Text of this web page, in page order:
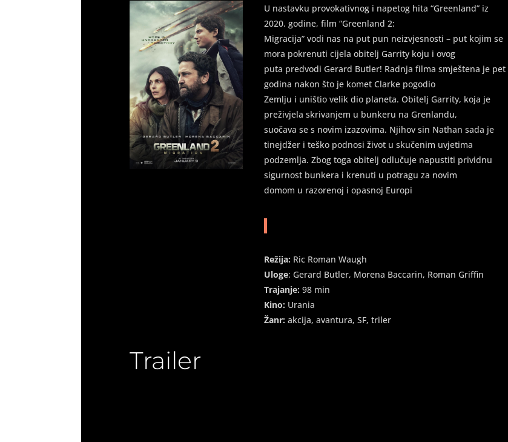
U nastavku provokativnog i napetog hita “Greenland” iz
2020. godine, film “Greenland 2:
Migracija” vodi nas na put pun neizvjesnosti – put kojim se
mora pokrenuti cijela obitelj Garrity koju i ovog
puta predvodi Gerard Butler! Radnja filma smještena je pet
godina nakon što je komet Clarke pogodio
Zemlju i uništio velik dio planeta. Obitelj Garrity, koja je
preživjela skrivanjem u bunkeru na Grenlandu,
suočava se s novim izazovima. Njihov sin Nathan sada je
tinejdžer i teško podnosi život u skučenim uvjetima
podzemlja. Zbog toga obitelj odlučuje napustiti prividnu
sigurnost bunkera i krenuti u potragu za novim
domom u razorenoj i opasnoj Europi
Režija: Ric Roman Waugh
Uloge: Gerard Butler, Morena Baccarin, Roman Griffin
Trajanje: 98 min
Kino: Urania
Žanr: akcija, avantura, SF, triler
Trailer